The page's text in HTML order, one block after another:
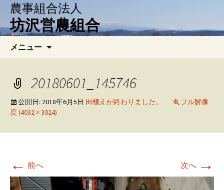
農事組合法人
坊沢営農組合
メニュー
ン
ツ
へ
移
20180601_145746
公開日: 2018年6月5日 田植えが終わりました。
フル解像
度 (4032 × 3024)
← 前へ 次へ →